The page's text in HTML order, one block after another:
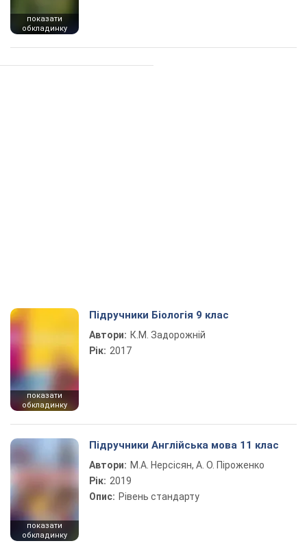
показати
обкладинку
показати
обкладинку
Підручники Біологія 9 клас
Автори: К.М. Задорожній
Рік: 2017
показати
обкладинку
Підручники Англійська мова 11 клас
Автори: М.А. Нерсісян, А. О. Піроженко
Рік: 2019
Опис: Рівень стандарту